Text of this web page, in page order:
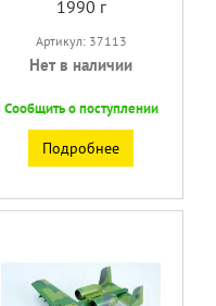
1990 г
Артикул: 37113
Нет в наличии
Сообщить о поступлении
Подробнее